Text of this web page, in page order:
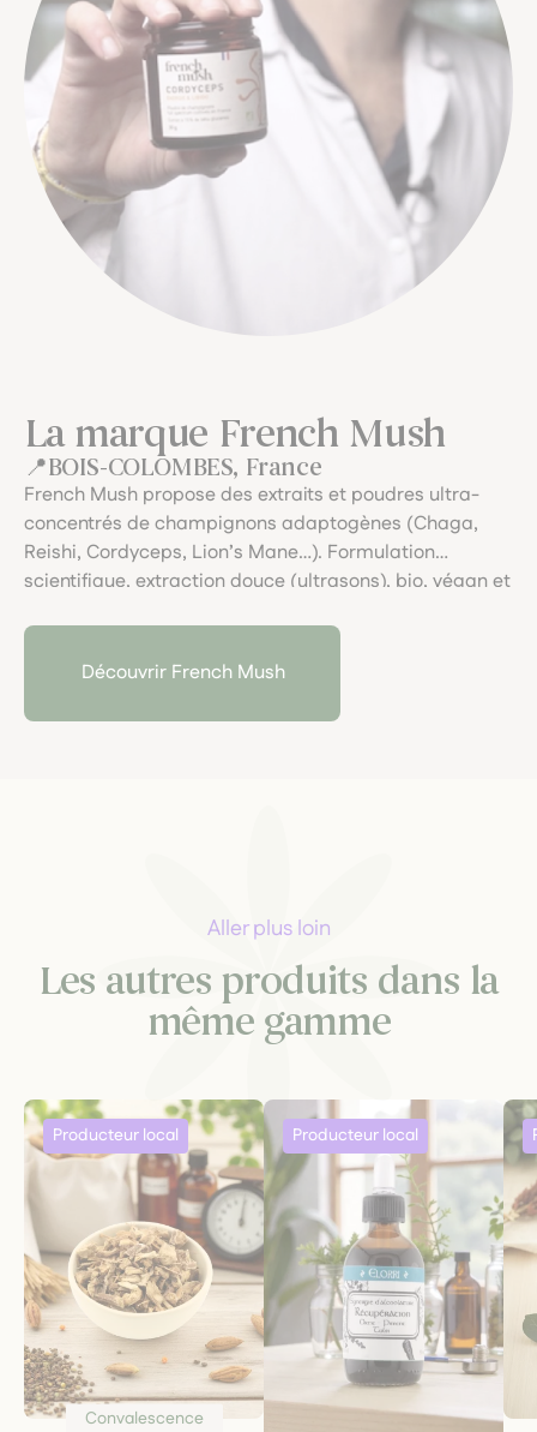
La marque French Mush
BOIS-COLOMBES, France
French Mush propose des extraits et poudres ultra-
concentrés de champignons adaptogènes (Chaga,
Reishi, Cordyceps, Lion’s Mane…). Formulation
scientifique, extraction douce (ultrasons), bio, végan et
pour sportifs. Made in France, bien-être naturel
avancé.Découvrir French Mush
Aller plus loin
Les autres produits dans la
même gamme
Convalescence